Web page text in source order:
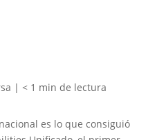
| < 1 min de lectura
es lo que consiguió